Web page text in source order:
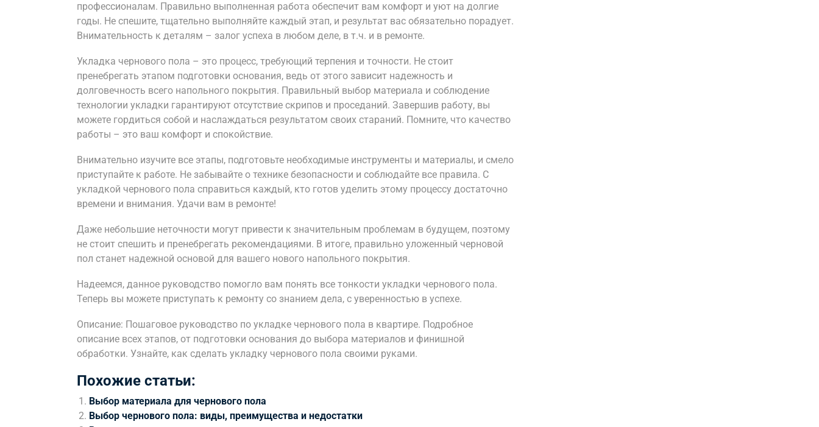
профессионалам. Правильно выполненная работа обеспечит вам комфорт и уют на долгие
годы. Не спешите, тщательно выполняйте каждый этап, и результат вас обязательно порадует.
Внимательность к деталям – залог успеха в любом деле, в т.ч. и в ремонте.
Укладка чернового пола – это процесс, требующий терпения и точности. Не стоит
пренебрегать этапом подготовки основания, ведь от этого зависит надежность и
долговечность всего напольного покрытия. Правильный выбор материала и соблюдение
технологии укладки гарантируют отсутствие скрипов и проседаний. Завершив работу, вы
можете гордиться собой и наслаждаться результатом своих стараний. Помните, что качество
работы – это ваш комфорт и спокойствие.
Внимательно изучите все этапы, подготовьте необходимые инструменты и материалы, и смело
приступайте к работе. Не забывайте о технике безопасности и соблюдайте все правила. С
укладкой чернового пола справиться каждый, кто готов уделить этому процессу достаточно
времени и внимания. Удачи вам в ремонте!
Даже небольшие неточности могут привести к значительным проблемам в будущем, поэтому
не стоит спешить и пренебрегать рекомендациями. В итоге, правильно уложенный черновой
пол станет надежной основой для вашего нового напольного покрытия.
Надеемся, данное руководство помогло вам понять все тонкости укладки чернового пола.
Теперь вы можете приступать к ремонту со знанием дела, с уверенностью в успехе.
Описание: Пошаговое руководство по укладке чернового пола в квартире. Подробное
описание всех этапов, от подготовки основания до выбора материалов и финишной
обработки. Узнайте, как сделать укладку чернового пола своими руками.
Похожие статьи:
Выбор материала для чернового пола
Выбор чернового пола: виды, преимущества и недостатки